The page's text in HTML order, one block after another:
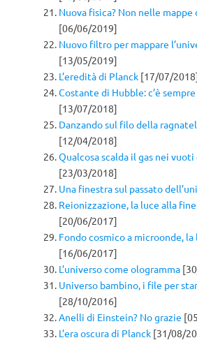
Nuova fisica? Non nelle mappe
[06/06/2019]
Nuovo filtro per mappare
[13/05/2019]
L’eredità di Planck [17/07/
Costante di Hubble: c’è
[13/07/2018]
Danzando sul filo della
[12/04/2018]
Qualcosa scalda il gas nei vuoti
[23/03/2018]
Una finestra sul passato
Reionizzazione, la luce alla
[20/06/2017]
Fondo cosmico a microonde, la
[16/06/2017]
L’universo come ologramma
Universo bambino, i file per
[28/10/2016]
Anelli di Einstein? No grazie
L’era oscura di Planck [31/08/